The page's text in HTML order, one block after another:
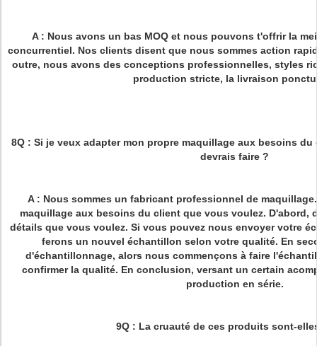
A : Nous avons un bas MOQ et nous pouvons t'offrir la
concurrentiel. Nos clients disent que nous sommes action
outre, nous avons des conceptions professionnelles, styles
production stricte, la livraison
8Q : Si je veux adapter mon propre maquillage aux besoins
devrais faire ?
A : Nous sommes un fabricant professionnel de
maquillage aux besoins du client que vous voulez. D'abord,
détails que vous voulez. Si vous pouvez nous envoyer votre
ferons un nouvel échantillon selon votre qualité. En
d'échantillonnage, alors nous commençons à faire
confirmer la qualité. En conclusion, versant un certain
production en série.
9Q : La cruauté de ces produits sont-